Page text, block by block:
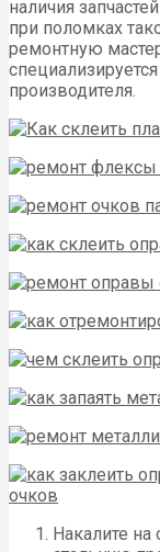
наличия
при поломках
ремонтную
производителя.
Накалите